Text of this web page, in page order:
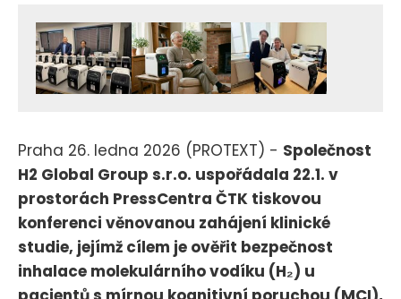
Praha 26. ledna 2026 (PROTEXT) - Společnost
H2 Global Group s.r.o. uspořádala 22.1. v
prostorách PressCentra ČTK tiskovou
konferenci věnovanou zahájení klinické
studie, jejímž cílem je ověřit bezpečnost
inhalace molekulárního vodíku (H₂) u